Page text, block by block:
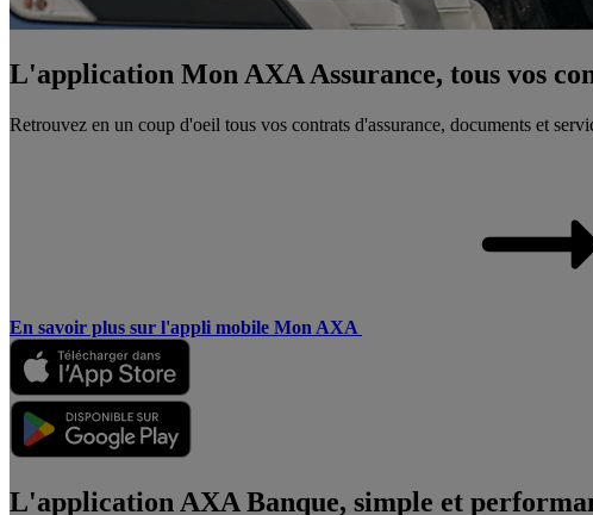
L'application Mon AXA Assurance, tous vos
Retrouvez en un coup d'oeil tous vos contrats d'assurance, documents et
En savoir plus sur l'appli mobile Mon AXA
L'application AXA Banque, simple et